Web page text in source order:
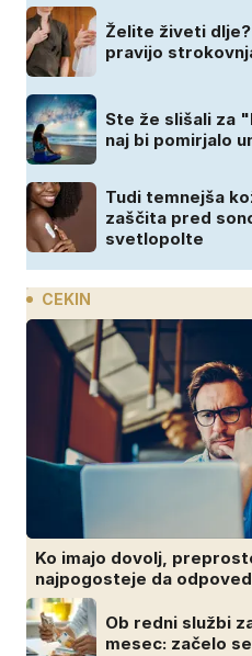
Želite živeti
pravijo
Ste že slišali za
naj bi pomirjalo
Tudi temnejša
zaščita pred
svetlopolte
CEKIN
Ko imajo dovolj,
najpogosteje da odpoved
Ob redni službi
mesec: začelo